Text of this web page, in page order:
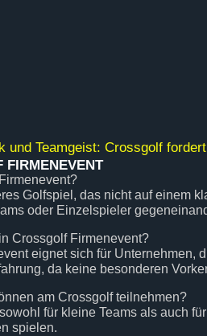
und Teamgeist: Crossgolf
FIRMENEVENT
Golfspiel, das nicht auf einem
oder Einzelspieler
Crossgolf Firmenevent?
eignet sich für Unternehmen,
da keine besonderen
am Crossgolf teilnehmen?
für kleine Teams als auch
spielen.